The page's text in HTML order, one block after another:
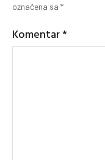
označena sa *
Komentar*